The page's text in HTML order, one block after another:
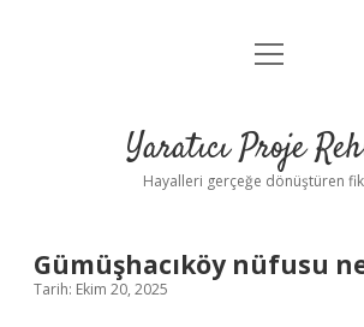
Anasayfa
Yasal Uyarı
menüyü
Yaratıcı Proje
Hayalleri gerçeğe dönüştüren
Gümüşhacıköy nüfusu
Tarih: Ekim 20, 2025